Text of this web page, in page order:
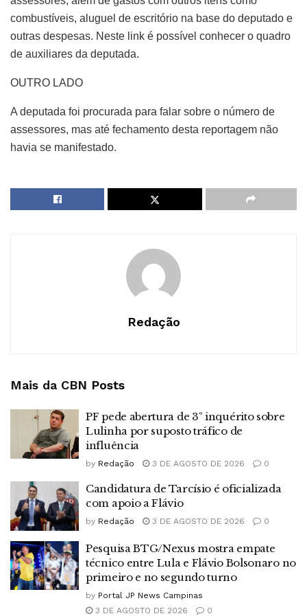
combustíveis, aluguel de escritório na base do deputado e
outras despesas. Neste link é possível conhecer o quadro
de auxiliares da deputada.
OUTRO LADO
A deputada foi procurada para falar sobre o número de
assessores, mas até fechamento desta reportagem não
havia se manifestado.
Redação
Mais da CBN Posts
PF pede abertura de 3º inquérito sobre
Lulinha por suposto tráfico de
influência
by Redação 3 DE AGOSTO DE 2026 0
Candidatura de Tarcísio é oficializada
com apoio a Flávio
by Redação 3 DE AGOSTO DE 2026 0
Pesquisa BTG/Nexus mostra empate
técnico entre Lula e Flávio Bolsonaro no
primeiro e no segundo turno
by Portal JP News Campinas
3 DE AGOSTO DE 2026
0